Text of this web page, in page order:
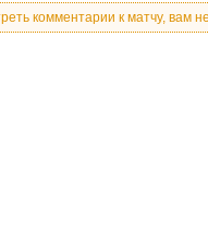
комментарии к матчу, вам